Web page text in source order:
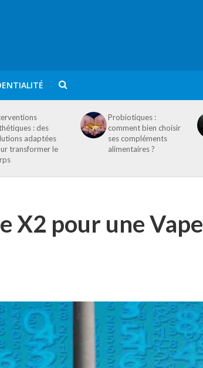
: des
adaptées
transformer le
Probiotiques :
comment bien choisir
ses compléments
alimentaires ?
X2 pour une Vape